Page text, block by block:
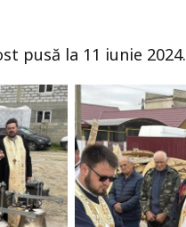
pusă la 11 iunie 2024.